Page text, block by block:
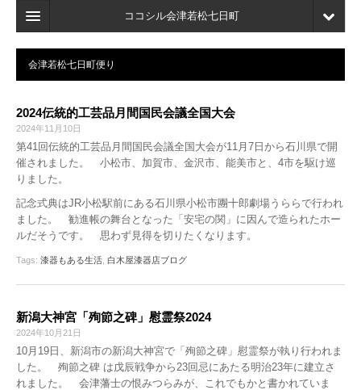
ココシル会津若松七日町
ホーム
検索
店舗・施設最新情報
口コミ
マイページ
ブックマーク
会津若松七日町便り
2024伝統的工芸品月間国民会議全国大会
2024年11月10日
第41回伝統的工芸品月間国民会議全国大会が11月7日から石川県で開
催されました。 小松市、加賀市、金沢市、能美市と、4市を駆け巡
りました。
記念式典はJR小松駅前にある石川県小松市團十郎劇場うららで行われ
ました。 勧進帳の舞台となった「安宅の関」に因んで造られたホー
ルだそうです。 思わず見得を切りたくなります。
Tags: 漆器もある生活 白木屋漆器店ブログ
新潟大神宮「殉節之碑」慰霊祭2024
2024年10月21日
10月19日、新潟市の新潟大神宮で「殉節之碑」慰霊祭が執り行われま
した。 殉節之碑 は戊辰戦争から23回忌にあたる明治23年に建立さ
れました。 会津藩士の恨みつらみが、これでもかと書かれていま